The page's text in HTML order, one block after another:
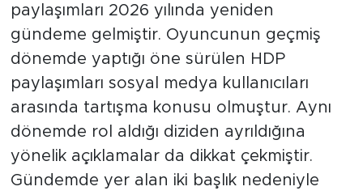
paylaşımları 2026 yılında yeniden
gündeme gelmiştir. Oyuncunun geçmiş
dönemde yaptığı öne sürülen HDP
paylaşımları sosyal medya kullanıcıları
arasında tartışma konusu olmuştur. Aynı
dönemde rol aldığı diziden ayrıldığına
yönelik açıklamalar da dikkat çekmiştir.
Gündemde yer alan iki başlık nedeniyle